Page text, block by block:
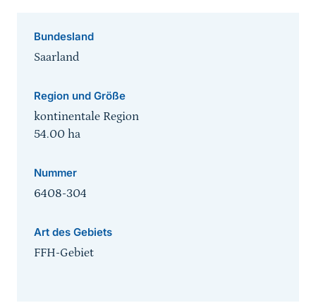
Bundesland
Saarland
Region und Größe
kontinentale Region
54.00 ha
Nummer
6408-304
Art des Gebiets
FFH-Gebiet